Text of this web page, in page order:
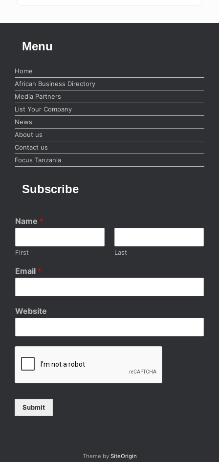
Menu
Home
African Business Directory
Media Partners
List Your Company
News
About us
Contact us
Focus Tanzania
Subscribe
Name *
First Last
Email *
Website
Submit
Theme by SiteOrigin